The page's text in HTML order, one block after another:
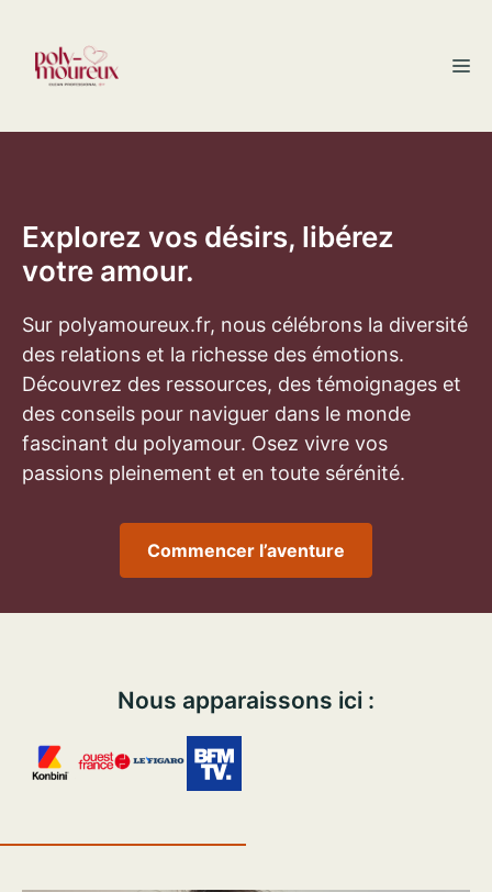
contenu
Explorez vos désirs, libérez
votre amour.
Sur polyamoureux.fr, nous célébrons la diversité
des relations et la richesse des émotions.
Découvrez des ressources, des témoignages et
des conseils pour naviguer dans le monde
fascinant du polyamour. Osez vivre vos
passions pleinement et en toute sérénité.
Commencer l’aventure
Nous apparaissons ici :